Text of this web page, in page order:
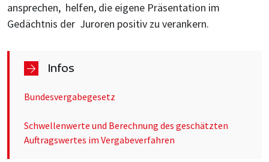
ansprechen, helfen, die eigene Präsentation im
Gedächtnis der Juroren positiv zu verankern.
Infos
Bundesvergabegesetz
Schwellenwerte und Berechnung des geschätzten
Auftragswertes im Vergabeverfahren